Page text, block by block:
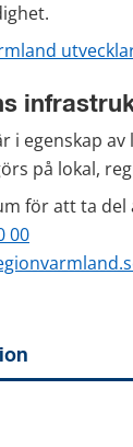
i egenskap
på lokal,
för att ta
00